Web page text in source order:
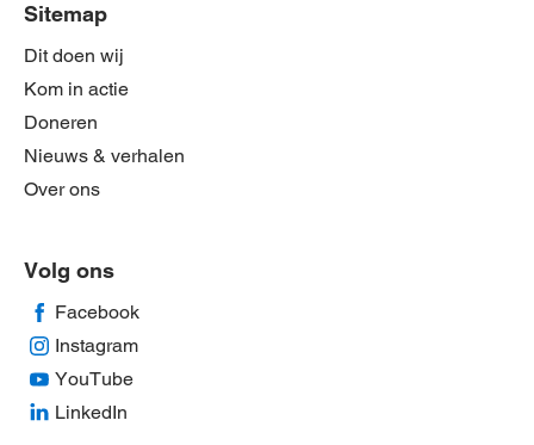
Sitemap
Dit doen wij
Kom in actie
Doneren
Nieuws & verhalen
Over ons
Volg ons
Facebook
Instagram
YouTube
LinkedIn